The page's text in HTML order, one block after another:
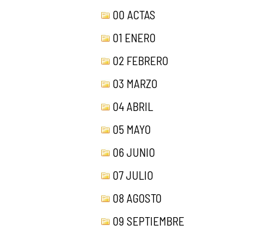
00 ACTAS
01 ENERO
02 FEBRERO
03 MARZO
04 ABRIL
05 MAYO
06 JUNIO
07 JULIO
08 AGOSTO
09 SEPTIEMBRE